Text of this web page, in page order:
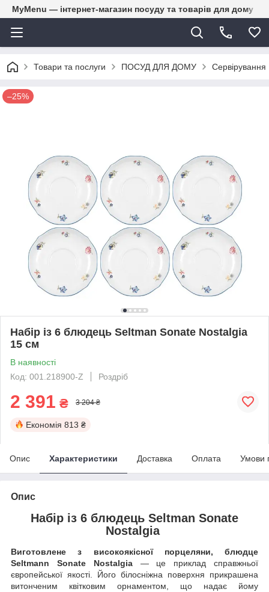
MyMenu — інтернет-магазин посуду та товарів для дому
Товари та послуги ПОСУД ДЛЯ ДОМУ Сервірування
–25%
Набір із 6 блюдець Seltman Sonate Nostalgia
15 см
В наявності
Код: 001.218900-Z
Роздріб
2 391 ₴ 3 204 ₴
Економія 813 ₴
Опис Характеристики Доставка Оплата Умови
Опис
Набір із 6 блюдець Seltman Sonate
Nostalgia
Виготовлене з високоякісної порцеляни, блюдце
Seltmann Sonate Nostalgia— це приклад справжньої
європейської якості. Його білосніжна поверхня прикрашена
витонченим квітковим орнаментом, що надає йому